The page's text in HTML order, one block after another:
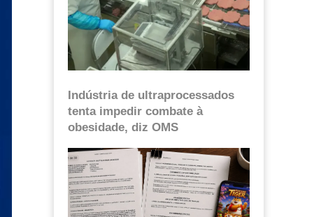
Indústria de ultraprocessados
tenta impedir combate à
obesidade, diz OMS